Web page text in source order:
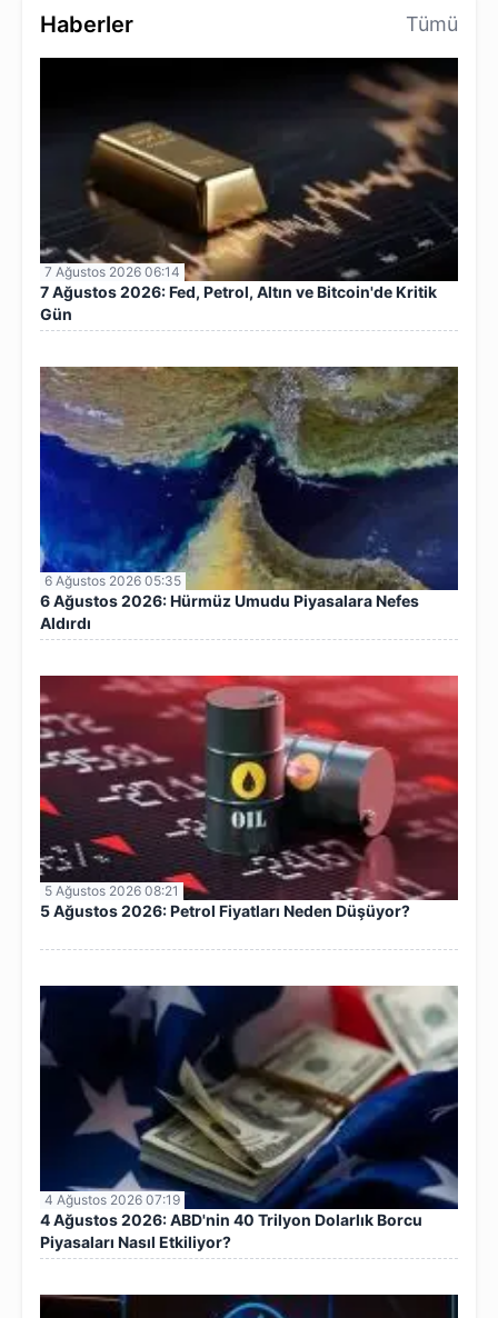
Haberler Tümü
7 Ağustos 2026 06:14
7 Ağustos 2026: Fed, Petrol, Altın ve Bitcoin'de Kritik
Gün
6 Ağustos 2026 05:35
6 Ağustos 2026: Hürmüz Umudu Piyasalara Nefes
Aldırdı
5 Ağustos 2026 08:21
5 Ağustos 2026: Petrol Fiyatları Neden Düşüyor?
4 Ağustos 2026 07:19
4 Ağustos 2026: ABD'nin 40 Trilyon Dolarlık Borcu
Piyasaları Nasıl Etkiliyor?